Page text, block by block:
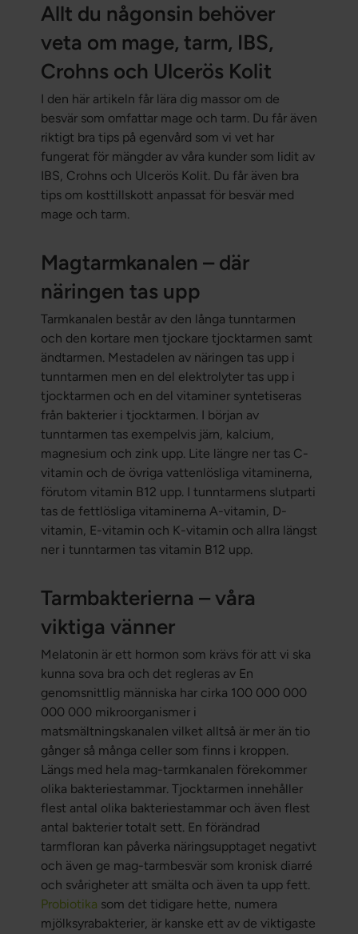
Allt du någonsin behöver
veta om mage, tarm, IBS,
Crohns och Ulcerös Kolit
I den här artikeln får lära dig massor om de
besvär som omfattar mage och tarm. Du får även
riktigt bra tips på egenvård som vi vet har
fungerat för mängder av våra kunder som lidit av
IBS, Crohns och Ulcerös Kolit. Du får även bra
tips om kosttillskott anpassat för besvär med
mage och tarm.
Magtarmkanalen – där
näringen tas upp
Tarmkanalen består av den långa tunntarmen
och den kortare men tjockare tjocktarmen samt
ändtarmen. Mestadelen av näringen tas upp i
tunntarmen men en del elektrolyter tas upp i
tjocktarmen och en del vitaminer syntetiseras
från bakterier i tjocktarmen. I början av
tunntarmen tas exempelvis järn, kalcium,
magnesium och zink upp. Lite längre ner tas C-
vitamin och de övriga vattenlösliga vitaminerna,
förutom vitamin B12 upp. I tunntarmens slutparti
tas de fettlösliga vitaminerna A-vitamin, D-
vitamin, E-vitamin och K-vitamin och allra längst
ner i tunntarmen tas vitamin B12 upp.
Tarmbakterierna – våra
viktiga vänner
Melatonin är ett hormon som krävs för att vi ska
kunna sova bra och det regleras av En
genomsnittlig människa har cirka 100 000 000
000 000 mikroorganismer i
matsmältningskanalen vilket alltså är mer än tio
gånger så många celler som finns i kroppen.
Längs med hela mag-tarmkanalen förekommer
olika bakteriestammar. Tjocktarmen innehåller
flest antal olika bakteriestammar och även flest
antal bakterier totalt sett. En förändrad
tarmfloran kan påverka näringsupptaget negativt
och även ge mag-tarmbesvär som kronisk diarré
och svårigheter att smälta och även ta upp fett.
Probiotika som det tidigare hette, numera
mjölksyrabakterier, är kanske ett av de viktigaste